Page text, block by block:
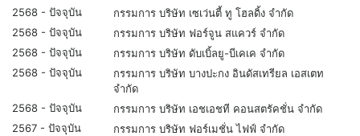
2568 - ปัจจุบัน
กรรมการ บริษัท เซเว่นตี้ ทู โฮลดิ้ง จำกัด
2568 - ปัจจุบัน
กรรมการ บริษัท ฟอร์จูน สแควร์ จำกัด
2568 - ปัจจุบัน
กรรมการ บริษัท ดับเบิ้ลยู-บีเคเค จำกัด
2568 - ปัจจุบัน
กรรมการ บริษัท บางปะกง อินดัสเทรียล เอสเตท
จำกัด
2568 - ปัจจุบัน
กรรมการ บริษัท เอชเอชที คอนสตรัคชั่น จำกัด
2567 - ปัจจุบัน
กรรมการ บริษัท ฟอร์เมชั่น ไฟฟ์ จำกัด